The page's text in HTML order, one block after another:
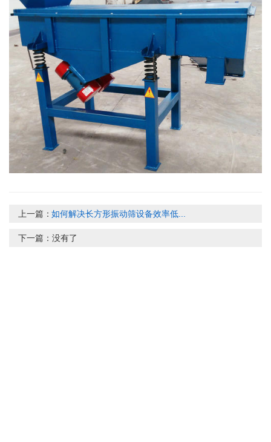
上一篇：如何解决长方形振动筛设备效率低...
下一篇： 没有了